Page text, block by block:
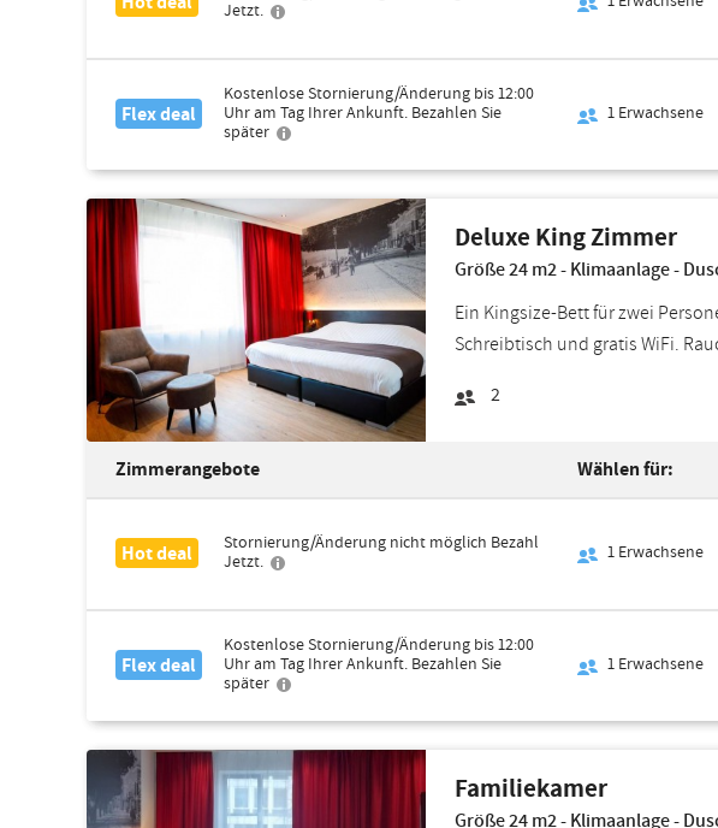
Jetzt.
Flex deal
Kostenlose Stornierung/Änderung bis 12:00
Uhr am Tag Ihrer Ankunft. Bezahlen Sie
später
1 Erwachsene
Deluxe King Zimmer
Größe 24 m2 - Klimaanlage -
Ein Kingsize-Bett für zwei
Schreibtisch und gratis WiFi.
2
Zimmerangebote Wählen für:
Hot deal
Stornierung/Änderung nicht möglich Bezahl
Jetzt.
1 Erwachsene
Flex deal
Kostenlose Stornierung/Änderung bis 12:00
Uhr am Tag Ihrer Ankunft. Bezahlen Sie
später
1 Erwachsene
Familiekamer
Größe 24 m2 - Klimaanlage -